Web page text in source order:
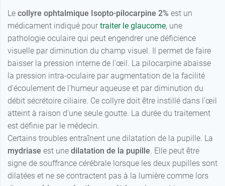
Le collyre ophtalmique Isopto-pilocarpine 2% est un
médicament indiqué pour traiter le glaucome, une
pathologie oculaire qui peut engendrer une déficience
visuelle par diminution du champ visuel. Il permet de faire
baisser la pression interne de l'œil. La pilocarpine abaisse
la pression intra-oculaire par augmentation de la facilité
d'écoulement de l'humeur aqueuse et par diminution du
débit sécrétoire ciliaire. Ce collyre doit être instillé dans l'œil
atteint à raison d'une seule goutte. La durée du traitement
est définie par le médecin.
Certains troubles entraînent une dilatation de la pupille. La
mydriase est une dilatation de la pupille . Elle peut être
signe de souffrance cérébrale lorsque les deux pupilles sont
dilatées et ne se contractent pas à la lumière comme lors